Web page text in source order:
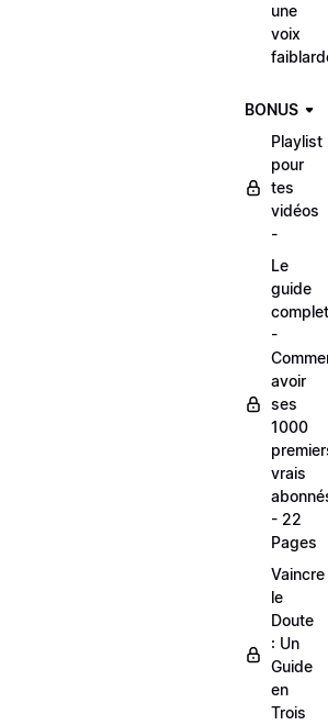
une
voix
BONUS
Playlist
pour
tes
vidéos
-
Le
guide
complet
-
avoir
ses
1000
vrais
- 22
Pages
Vaincre
le
Doute
: Un
Guide
en
Trois